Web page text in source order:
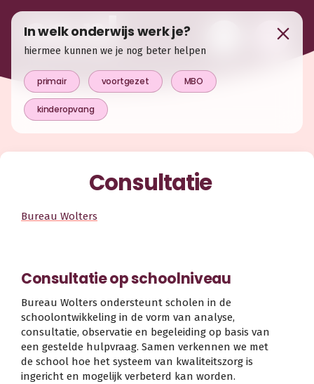
Consultatie
Bureau Wolters
Consultatie op schoolniveau
Bureau Wolters ondersteunt scholen in de
schoolontwikkeling in de vorm van analyse,
consultatie, observatie en begeleiding op basis van
een gestelde hulpvraag. Samen verkennen we met
de school hoe het systeem van kwaliteitszorg is
ingericht en mogelijk verbeterd kan worden.
In welk onderwijs werk je?
hiermee kunnen we je nog beter helpen
primair voortgezet MBO
kinderopvang